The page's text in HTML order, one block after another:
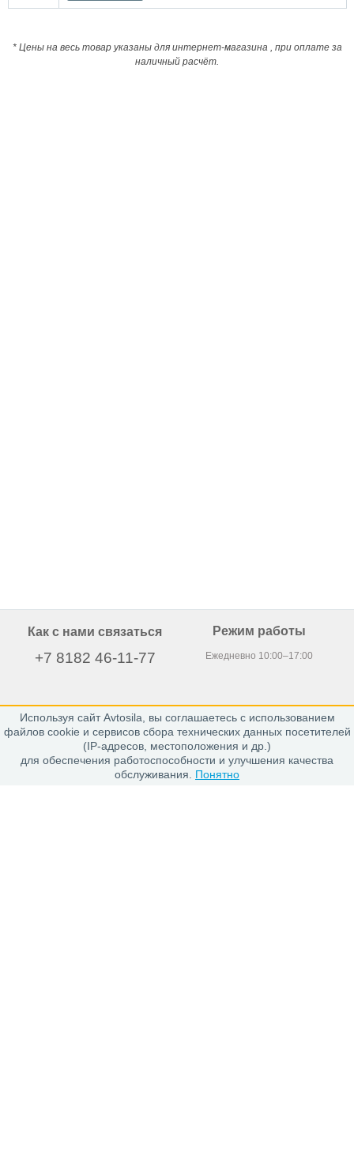
Используя сайт Avtosila, вы соглашаетесь с использованием
файлов cookie и сервисов сбора технических данных посетителей
(IP-адресов, местоположения и др.)
для обеспечения работоспособности и улучшения качества
обслуживания. Понятно
* Цены на весь товар указаны для интернет-магазина , при оплате за
наличный расчёт.
Как с нами связаться
+7 8182 46-11-77
163020, г. Архангельск,
пр. Никольский 15, офис 212
Режим работы
Ежедневно 10:00–17:00
Каталог